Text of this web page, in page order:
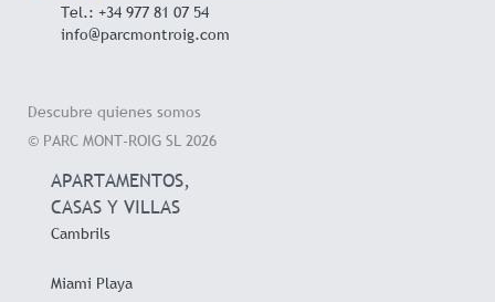
Tel.: +34 977 81 07 54
info@parcmontroig.com
Descubre quienes somos
© PARC MONT-ROIG SL 2026
APARTAMENTOS,
CASAS Y VILLAS
Cambrils
Miami Playa